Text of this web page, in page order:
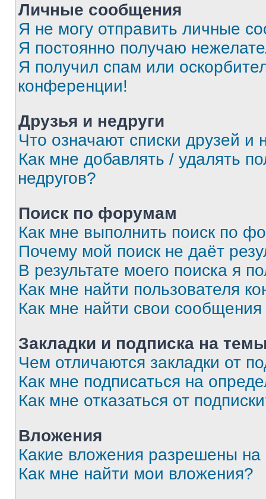
Личные сообщения
Я не могу отправить личные
Я постоянно получаю
Я получил спам или
конференции!
Друзья и недруги
Что означают списки друзей и
Как мне добавлять / удалять
недругов?
Поиск по форумам
Как мне выполнить поиск по
Почему мой поиск не даёт
В результате моего поиска я
Как мне найти пользователя
Как мне найти свои
Закладки и подписка на
Чем отличаются закладки от
Как мне подписаться на
Как мне отказаться от
Вложения
Какие вложения разрешены
Как мне найти мои вложения?